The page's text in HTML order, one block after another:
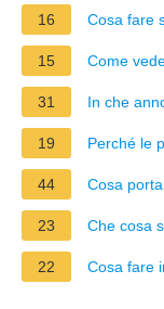
16 Cosa fare
15 Come
31 In che
19 Perché le
44 Cosa
23 Che cosa
22 Cosa fare